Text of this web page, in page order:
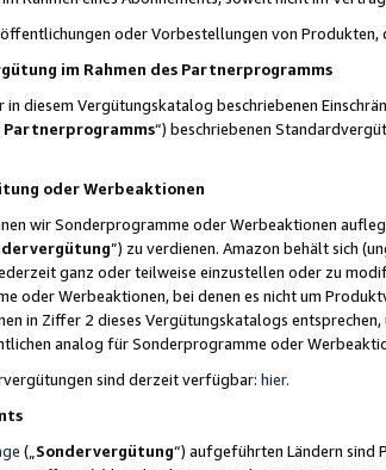
oder Vorbestellungen von
im Rahmen des Partnerprogramms
diesem Vergütungskatalog beschriebenen
Partnerprogramms“) beschriebenen
oder Werbeaktionen
wir Sonderprogramme oder Werbeaktionen
”) zu verdienen. Amazon behält sich
ganz oder teilweise einzustellen oder zu
oder Werbeaktionen, bei denen es nicht um
in Ziffer 2 dieses Vergütungskatalogs
analog für Sonderprogramme oder
sind derzeit verfügbar: hier.
(„ Sondervergütung“) aufgeführten Ländern sind